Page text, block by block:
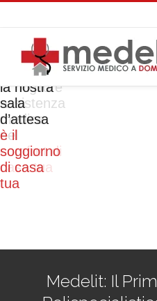
comfort di
casa tua
la nostra
sala
d’attesa
è il
soggiorno
di casa
tua
massima
Medelit: Il